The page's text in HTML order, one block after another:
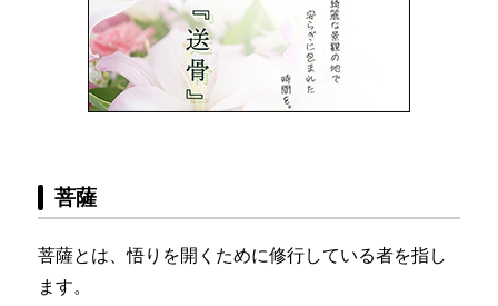
菩薩
菩薩とは、悟りを開くために修行している者を指し
ます。